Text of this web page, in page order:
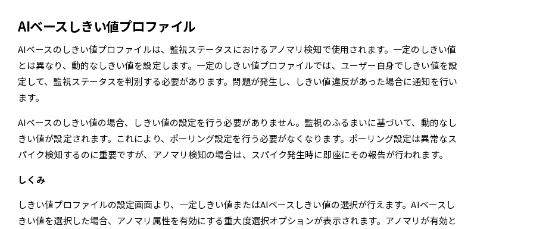
AIベースしきい値プロファイル
AIベースのしきい値プロファイルは、監視ステータスにおけるアノマリ検知で使用されます。一定のしきい値
とは異なり、動的なしきい値を設定します。一定のしきい値プロファイルでは、ユーザー自身でしきい値を設
定して、監視ステータスを判別する必要があります。問題が発生し、しきい値違反があった場合に通知を行い
ます。
AIベースのしきい値の場合、しきい値の設定を行う必要がありません。監視のふるまいに基づいて、動的なし
きい値が設定されます。これにより、ポーリング設定を行う必要がなくなります。ポーリング設定は異常なス
パイク検知するのに重要ですが、アノマリ検知の場合は、スパイク発生時に即座にその報告が行われます。
しくみ
しきい値プロファイルの設定画面より、一定しきい値またはAIベースしきい値の選択が行えます。AIベースし
きい値を選択した場合、アノマリ属性を有効にする重大度選択オプションが表示されます。アノマリが有効と